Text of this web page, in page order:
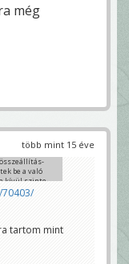
még
több mint 15 éve
be a való
kívül szinte
sikerült
Az
a
már
tartom mint